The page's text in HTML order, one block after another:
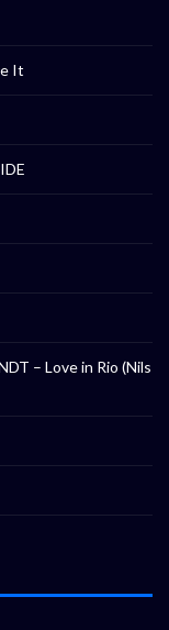
It
– Love in Rio (Nils